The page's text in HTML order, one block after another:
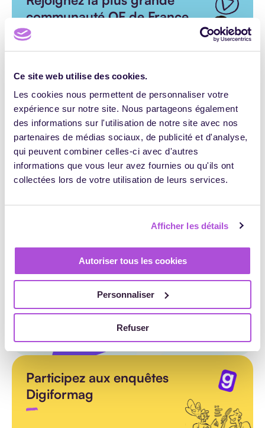
Ce site web utilise des cookies.
Les cookies nous permettent de personnaliser votre
expérience sur notre site. Nous partageons également
des informations sur l'utilisation de notre site avec nos
partenaires de médias sociaux, de publicité et d'analyse,
qui peuvent combiner celles-ci avec d'autres
informations que vous leur avez fournies ou qu'ils ont
collectées lors de votre utilisation de leurs services.
Afficher les détails
Autoriser tous les cookies
Personnaliser
Refuser
communauté OF de France
Passez à la vitesse supérieure avec
Pétronille
avec
S'inscrire au webinaire
Participez aux enquêtes
Digiformag